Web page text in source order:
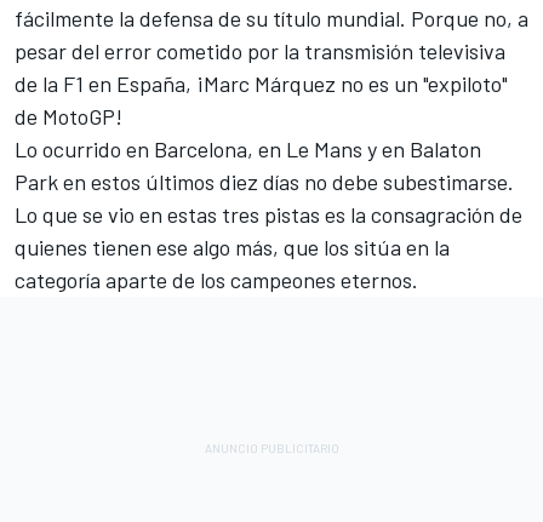
fácilmente la defensa de su título mundial. Porque no, a
pesar del error cometido por la transmisión televisiva
de la F1 en España, ¡Marc Márquez no es un "expiloto"
de MotoGP!
Lo ocurrido en Barcelona, en Le Mans y en Balaton
Park en estos últimos diez días no debe subestimarse.
Lo que se vio en estas tres pistas es la consagración de
quienes tienen ese algo más, que los sitúa en la
categoría aparte de los campeones eternos.